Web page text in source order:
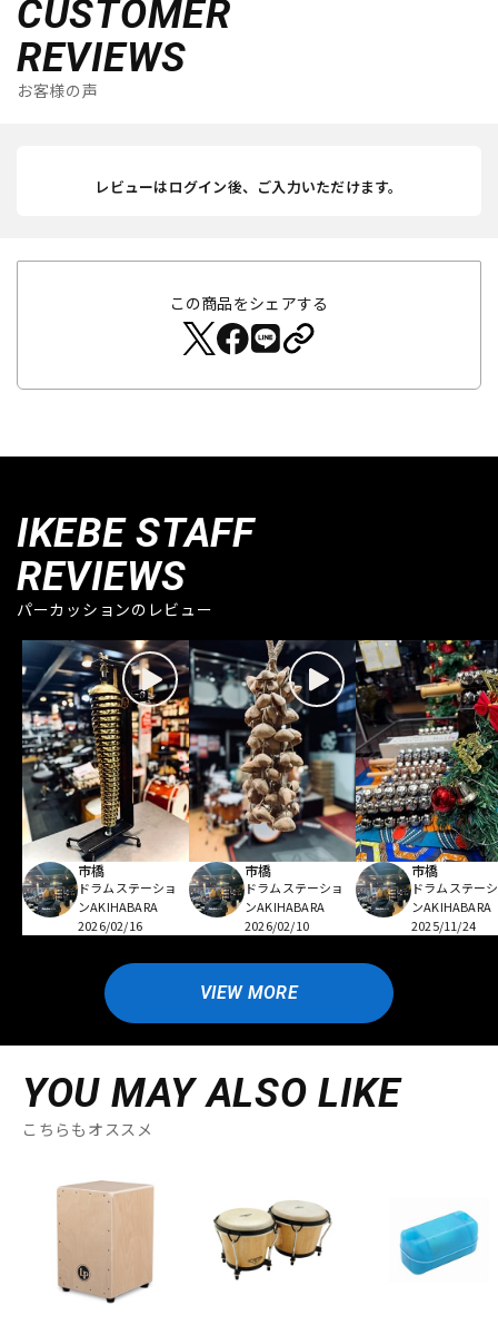
CUSTOMER
REVIEWS
お客様の声
レビューはログイン後、ご入力いただけます。
この商品をシェアする
IKEBE STAFF
REVIEWS
パーカッションのレビュー
市橋
ドラムステーショ
ンAKIHABARA
2026/02/16
市橋
ドラムステーショ
ンAKIHABARA
2026/02/10
市橋
ドラムステー
ンAKIHABARA
2025/11/24
VIEW MORE
YOU MAY ALSO LIKE
こちらもオススメ